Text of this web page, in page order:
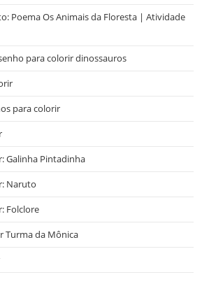
Poema Os Animais da Floresta | Atividade
para colorir dinossauros
para colorir
Galinha Pintadinha
Naruto
Folclore
Turma da Mônica